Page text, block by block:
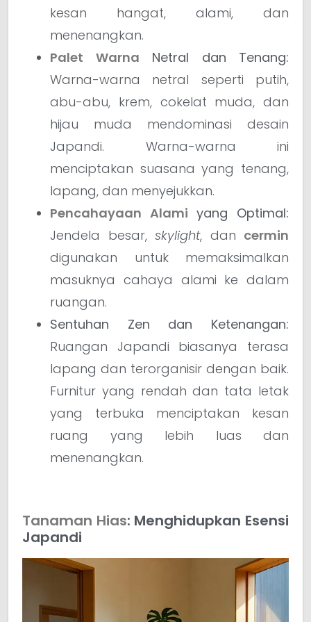
kesan hangat, alami, dan
menenangkan.
Palet Warna Netral dan Tenang:
Warna-warna netral seperti putih,
abu-abu, krem, cokelat muda, dan
hijau muda mendominasi desain
Japandi. Warna-warna ini
menciptakan suasana yang tenang,
lapang, dan menyejukkan.
Pencahayaan Alami yang Optimal:
Jendela besar, skylight, dan cermin
digunakan untuk memaksimalkan
masuknya cahaya alami ke dalam
ruangan.
Sentuhan Zen dan Ketenangan:
Ruangan Japandi biasanya terasa
lapang dan terorganisir dengan baik.
Furnitur yang rendah dan tata letak
yang terbuka menciptakan kesan
ruang yang lebih luas dan
menenangkan.
Tanaman Hias: Menghidupkan Esensi
Japandi